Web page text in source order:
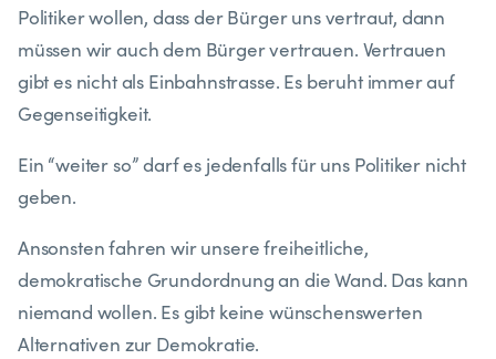
Politiker wollen, dass der Bürger uns vertraut, dann
müssen wir auch dem Bürger vertrauen. Vertrauen
gibt es nicht als Einbahnstrasse. Es beruht immer auf
Gegenseitigkeit.
Ein “weiter so” darf es jedenfalls für uns Politiker nicht
geben.
Ansonsten fahren wir unsere freiheitliche,
demokratische Grundordnung an die Wand. Das kann
niemand wollen. Es gibt keine wünschenswerten
Alternativen zur Demokratie.